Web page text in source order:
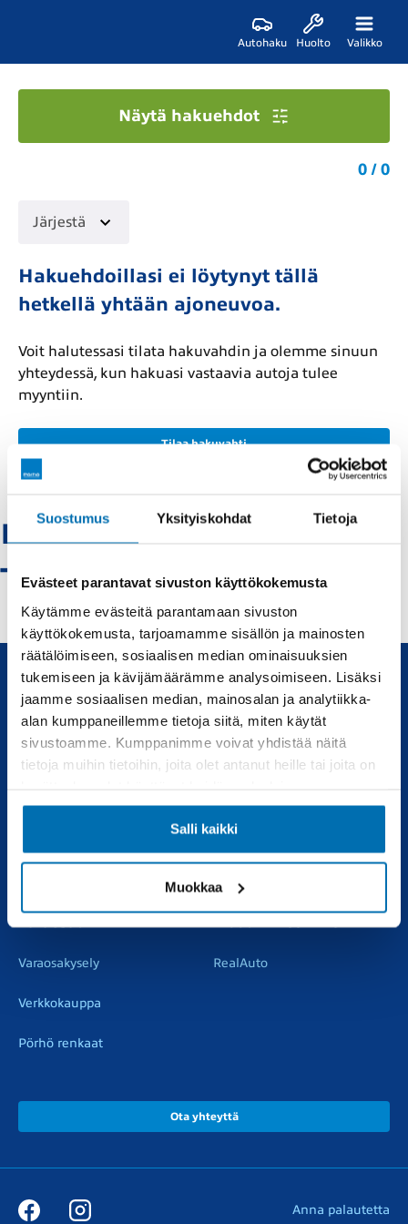
Suostumus Yksityiskohdat Tietoja
Evästeet parantavat sivuston käyttökokemusta
Käytämme evästeitä parantamaan sivuston
käyttökokemusta, tarjoamamme sisällön ja mainosten
räätälöimiseen, sosiaalisen median ominaisuuksien
tukemiseen ja kävijämäärämme analysoimiseen. Lisäksi
jaamme sosiaalisen median, mainosalan ja analytiikka-
alan kumppaneillemme tietoja siitä, miten käytät
sivustoamme. Kumppanimme voivat yhdistää näitä
tietoja muihin tietoihin, joita olet antanut heille tai joita on
Salli kaikki
Muokkaa
Autohaku Huolto Valikko
Renault-rovaniemi
- Vaihtoautot
Näytä hakuehdot
0 / 0
Järjestä
Hakuehdoillasi ei löytynyt tällä
hetkellä yhtään ajoneuvoa.
Voit halutessasi tilata hakuvahdin ja olemme sinuun
yhteydessä, kun hakuasi vastaavia autoja tulee
myyntiin.
Tilaa hakuvahti
Uudet ja käytetyt autot, sekä huollot joka tarpeeseen.
Automyynti Huolto
Vauriokorjaus
Varaosakysely
Verkkokauppa
Pörhö renkaat
RealAuto
Ota yhteyttä
Anna palautetta